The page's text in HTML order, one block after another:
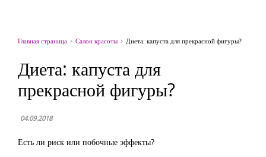
Главная страница Салон красоты Диета: капуста для прекрасной фигуры?
Диета: капуста для
прекрасной фигуры?
04.09.2018
Есть ли риск или побочные эффекты?